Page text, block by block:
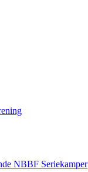
NBBF Seriekamper